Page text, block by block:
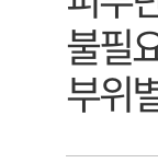
불필
부위